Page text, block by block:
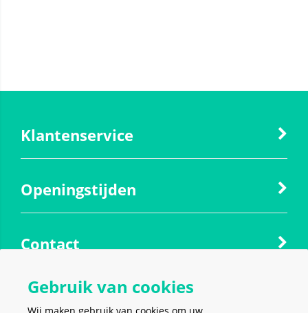
Klantenservice
Openingstijden
Contact
Social media
Gebruik van cookies